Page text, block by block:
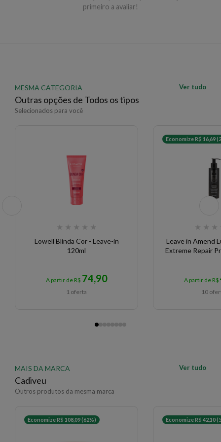
EAN: 7898606741839 - 645
primeiro a avaliar!
MESMA CATEGORIA
Outras opções de Todos os tipos
Selecionados para você
Ver tudo
★ ★ ★ ★ ★
Lowell Blinda Cor - Leave-in
120ml
A partir de R$ 74,90
1 oferta
Economize R$ 16,69
★ ★ ★
Leave in Amend
Extreme Repair
A partir de R$
10
MAIS DA MARCA
Cadiveu
Outros produtos da mesma marca
Ver tudo
Economize R$ 108,09 (62%) Economize R$ 42,10